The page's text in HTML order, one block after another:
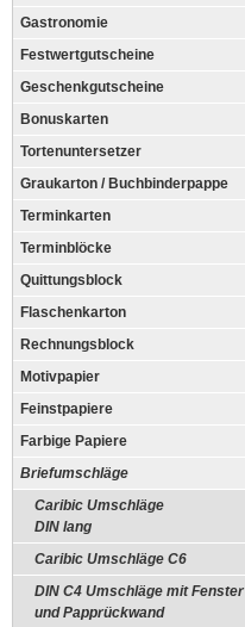
Gastronomie
Festwertgutscheine
Geschenkgutscheine
Bonuskarten
Tortenuntersetzer
Graukarton / Buchbinderpappe
Terminkarten
Terminblöcke
Quittungsblock
Flaschenkarton
Rechnungsblock
Motivpapier
Feinstpapiere
Farbige Papiere
Briefumschläge
Caribic Umschläge
DIN lang
Caribic Umschläge C6
DIN C4 Umschläge mit Fenster
und Papprückwand